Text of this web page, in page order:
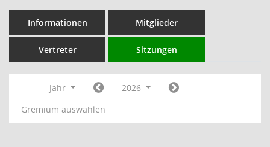
Informationen Mitglieder
Vertreter Sitzungen
Jahr
2026
Gremium auswählen